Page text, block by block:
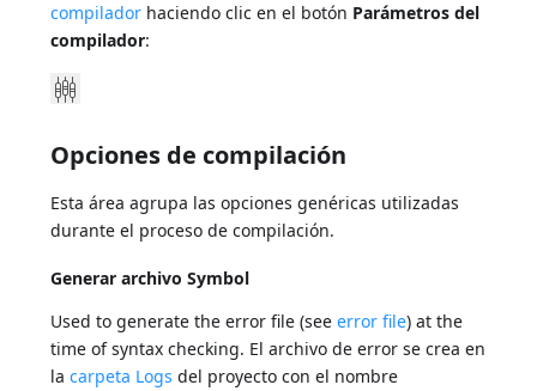
compilador haciendo clic en el botón Parámetros del
compilador:
Opciones de compilación
Esta área agrupa las opciones genéricas utilizadas
durante el proceso de compilación.
Generar archivo Symbol
Used to generate the error file (seeerror file) at the
time of syntax checking. El archivo de error se crea en
lacarpeta Logs del proyecto con el nombre